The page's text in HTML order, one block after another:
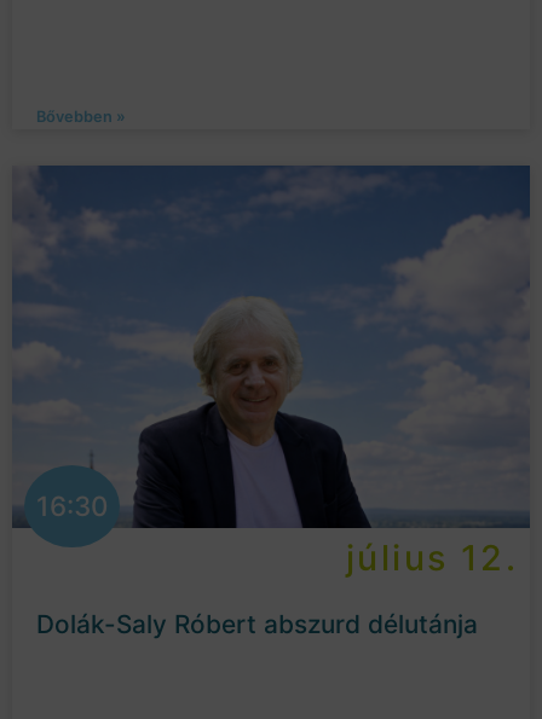
Bővebben »
16:30
július 12.
Dolák-Saly Róbert abszurd délutánja